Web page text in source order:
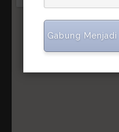
Gabung Menjadi